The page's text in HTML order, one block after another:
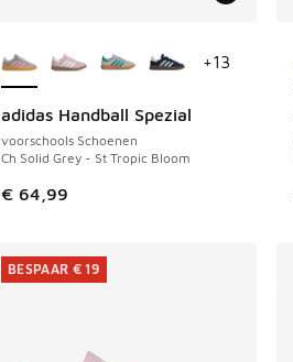
adidas Handball Spezial
voorschools Schoenen
Ch Solid Grey - St Tropic Bloom
€ 64,99
NIEUW
+13
BESPAAR € 19